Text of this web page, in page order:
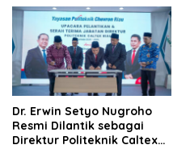
‎Dr. Erwin Setyo Nugroho
Resmi Dilantik sebagai
Direktur Politeknik Caltex